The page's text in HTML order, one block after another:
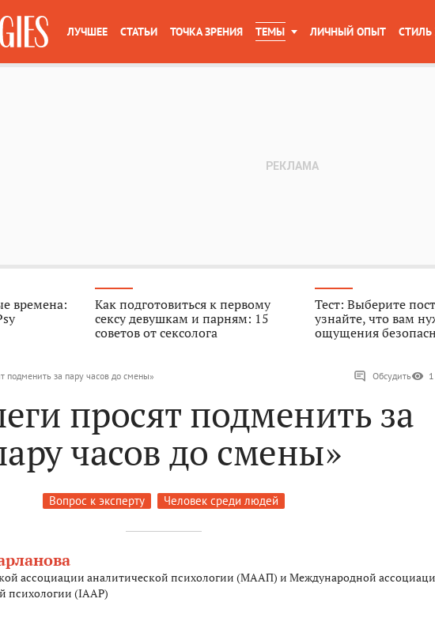
ЛУЧШЕЕ СТАТЬИ ТОЧКА ЗРЕНИЯ ТЕМЫ ЛИЧНЫЙ ОПЫТ
времена:
Как подготовиться к первому
сексу девушкам и парням: 15
советов от сексолога
Тест: Выберите
узнайте, что вам
ощущения
подменить за пару часов до смены» Обсудить
просят подменить за
часов до смены»
Вопрос к эксперту Человек среди людей
ассоциации аналитической психологии (МААП) и Международной
психологии (IAAP)